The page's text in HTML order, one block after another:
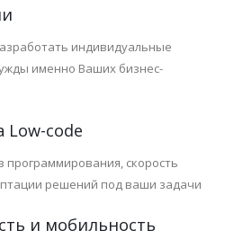
индивидуальные
именно Ваших бизнес-
Low-code
программирования, скорость
решений под ваши задачи
и мобильность